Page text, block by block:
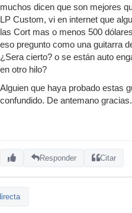
muchos dicen que son mejores
LP Custom, vi en internet que
las Cort mas o menos 500
eso pregunto como una guitarra
¿Sera cierto? o se están auto
en otro hilo?
Alguien que haya probado estas
confundido. De antemano gracias.
Responder Citar